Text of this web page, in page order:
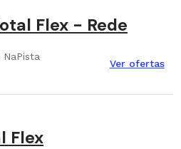
Flex - Rede
Ver ofertas
Flex